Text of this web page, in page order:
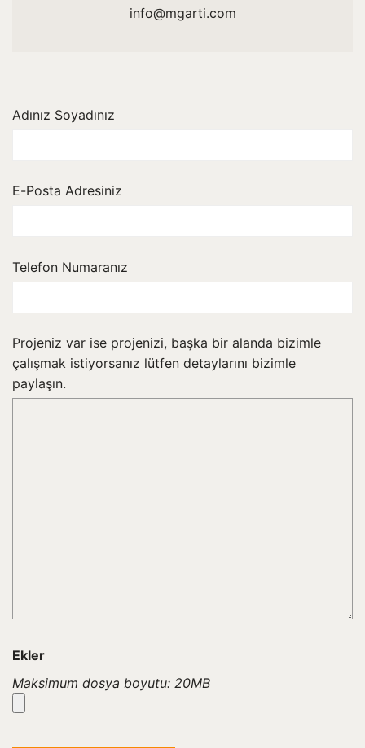
info@mgarti.com
Adınız Soyadınız
E-Posta Adresiniz
Telefon Numaranız
Projeniz var ise projenizi, başka bir alanda bizimle
çalışmak istiyorsanız lütfen detaylarını bizimle
paylaşın.
Ekler
Maksimum dosya boyutu: 20MB